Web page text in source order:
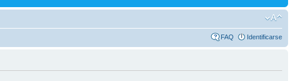
FAQ Identificarse